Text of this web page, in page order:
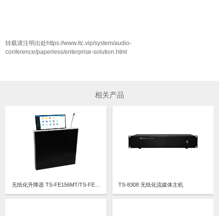
转载请注明出处https://www.itc.vip/system/audio-
conference/paperless/enterprise-solution.html
相关产品
无纸化升降器 TS-FE156MT/TS-FE173MT/TS-FE173MT3/TS-FE215MT/TS-FE215MT3 TS-8308 无纸化流媒体主机